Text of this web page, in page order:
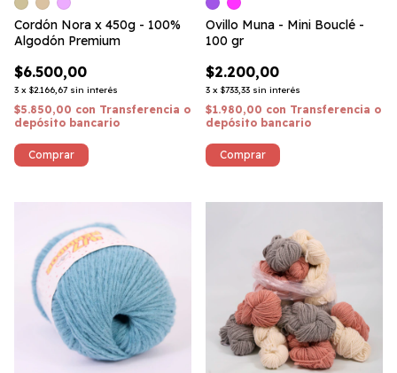
Cordón Nora x 450g - 100%
Algodón Premium
$6.500,00
3 x $2.166,67 sin interés
$5.850,00 con Transferencia o
depósito bancario
Comprar
Ovillo Muna - Mini Bouclé -
100 gr
$2.200,00
3 x $733,33 sin interés
$1.980,00 con Transferencia o
depósito bancario
Comprar